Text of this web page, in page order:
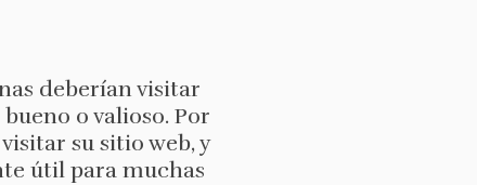
deberían visitar
o valioso. Por
su sitio web, y
útil para muchas